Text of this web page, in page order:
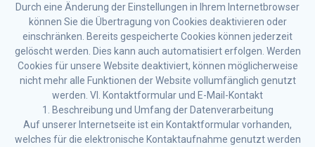
Durch eine Änderung der Einstellungen in Ihrem Internetbrowser
können Sie die Übertragung von Cookies deaktivieren oder
einschränken. Bereits gespeicherte Cookies können jederzeit
gelöscht werden. Dies kann auch automatisiert erfolgen. Werden
Cookies für unsere Website deaktiviert, können möglicherweise
nicht mehr alle Funktionen der Website vollumfänglich genutzt
werden. VI. Kontaktformular und E-Mail-Kontakt
1. Beschreibung und Umfang der Datenverarbeitung
Auf unserer Internetseite ist ein Kontaktformular vorhanden,
welches für die elektronische Kontaktaufnahme genutzt werden